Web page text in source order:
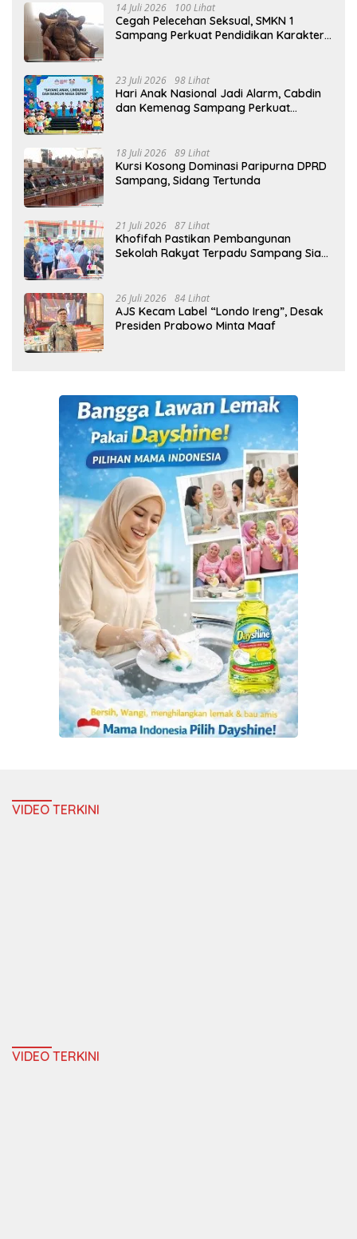
14 Juli 2026 100 Lihat
Cegah Pelecehan Seksual, SMKN 1
Sampang Perkuat Pendidikan Karakter
23 Juli 2026 98 Lihat
Hari Anak Nasional Jadi Alarm, Cabdin
dan Kemenag Sampang Perkuat
18 Juli 2026 89 Lihat
Kursi Kosong Dominasi Paripurna DPRD
Sampang, Sidang Tertunda
21 Juli 2026 87 Lihat
Khofifah Pastikan Pembangunan
Sekolah Rakyat Terpadu Sampang Siap
26 Juli 2026 84 Lihat
AJS Kecam Label “Londo Ireng”, Desak
Presiden Prabowo Minta Maaf
VIDEO TERKINI
VIDEO TERKINI